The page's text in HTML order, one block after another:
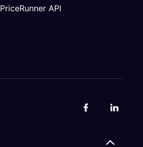
PriceRunner API